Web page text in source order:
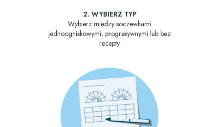
2. WYBIERZ TYP
Wybierz między soczewkami
jednoogniskowymi, progresywnymi lub bez
recepty